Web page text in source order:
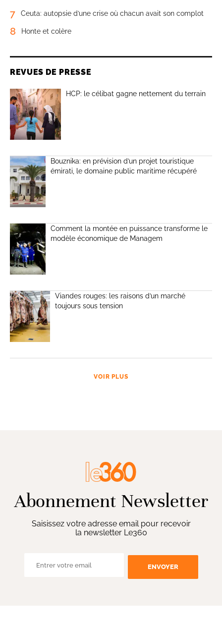
7 Ceuta: autopsie d’une crise où chacun avait son complot
8 Honte et colère
REVUES DE PRESSE
HCP: le célibat gagne nettement du terrain
Bouznika: en prévision d’un projet touristique
émirati, le domaine public maritime récupéré
Comment la montée en puissance transforme le
modèle économique de Managem
Viandes rouges: les raisons d’un marché
toujours sous tension
VOIR PLUS
Abonnement Newsletter
Saisissez votre adresse email pour recevoir
la newsletter Le360
ENVOYER